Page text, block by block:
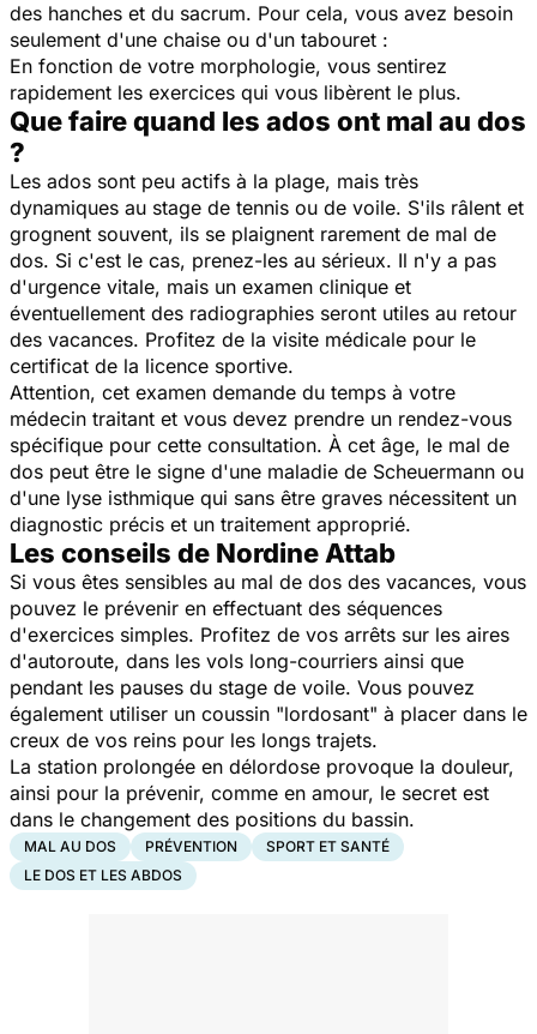
des hanches et du sacrum. Pour cela, vous avez besoin
seulement d'une chaise ou d'un tabouret :
En fonction de votre morphologie, vous sentirez
rapidement les exercices qui vous libèrent le plus.
Que faire quand les ados ont mal au dos
?
Les ados sont peu actifs à la plage, mais très
dynamiques au stage de tennis ou de voile. S'ils râlent et
grognent souvent, ils se plaignent rarement de mal de
dos. Si c'est le cas, prenez-les au sérieux. Il n'y a pas
d'urgence vitale, mais un examen clinique et
éventuellement des radiographies seront utiles au retour
des vacances. Profitez de la visite médicale pour le
certificat de la licence sportive.
Attention, cet examen demande du temps à votre
médecin traitant et vous devez prendre un rendez-vous
spécifique pour cette consultation. À cet âge, le mal de
dos peut être le signe d'une maladie de Scheuermann ou
d'une lyse isthmique qui sans être graves nécessitent un
diagnostic précis et un traitement approprié.
Les conseils de Nordine Attab
Si vous êtes sensibles au mal de dos des vacances, vous
pouvez le prévenir en effectuant des séquences
d'exercices simples. Profitez de vos arrêts sur les aires
d'autoroute, dans les vols long-courriers ainsi que
pendant les pauses du stage de voile. Vous pouvez
également utiliser un coussin "lordosant" à placer dans le
creux de vos reins pour les longs trajets.
La station prolongée en délordose provoque la douleur,
ainsi pour la prévenir, comme en amour, le secret est
dans le changement des positions du bassin.
MAL AU DOS PRÉVENTION
SPORT ET SANTÉ
LE DOS ET LES ABDOS